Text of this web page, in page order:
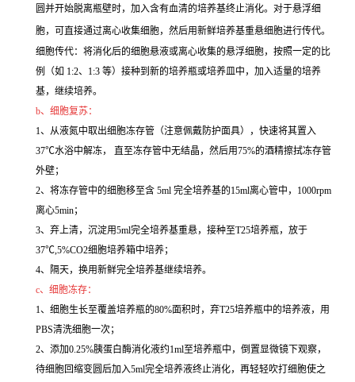
圆并开始脱离瓶壁时，加入含有血清的培养基终止消化。对于悬浮细
胞，可直接通过离心收集细胞，然后用新鲜培养基重悬细胞进行传代。
细胞传代：将消化后的细胞悬液或离心收集的悬浮细胞，按照一定的比
例（如 1:2、1:3 等）接种到新的培养瓶或培养皿中，加入适量的培养
基，继续培养。
b、细胞复苏：
1、从液氮中取出细胞冻存管（注意佩戴防护面具），快速将其置入
37℃水浴中解冻， 直至冻存管中无结晶，然后用75%的酒精擦拭冻存管
外壁；
2、将冻存管中的细胞移至含 5ml 完全培养基的15ml离心管中，1000rpm
离心5min；
3、弃上清，沉淀用5ml完全培养基重悬，接种至T25培养瓶，放于
37℃,5%CO2细胞培养箱中培养；
4、隔天，换用新鲜完全培养基继续培养。
c、细胞冻存：
1、细胞生长至覆盖培养瓶的80%面积时，弃T25培养瓶中的培养液，用
PBS清洗细胞一次；
2、添加0.25%胰蛋白酶消化液约1ml至培养瓶中，倒置显微镜下观察，
待细胞回缩变圆后加入5ml完全培养液终止消化，再轻轻吹打细胞使之